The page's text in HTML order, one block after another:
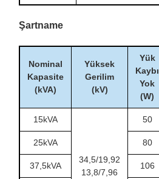
Şartname
Nominal
Kapasite
(kVA)
Yüksek
Gerilim
(kV)
Yük
Kaybı
Yok
(W)
15kVA
34,5/19,92
13,8/7,96
50
25kVA 80
37,5kVA 106